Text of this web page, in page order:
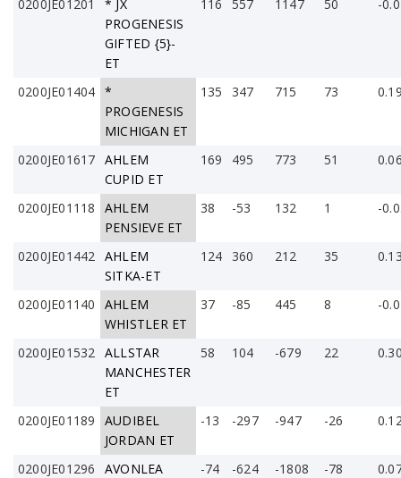
0200JE01201
* JX
PROGENESIS
GIFTED {5}-
ET
116 557 1147 50 -
0200JE01404 *
PROGENESIS
MICHIGAN ET
135 347 715 73
0200JE01617 AHLEM
CUPID ET
169 495 773 51
0200JE01118
AHLEM
PENSIEVE ET
38 -53 132 1 -
0200JE01442
AHLEM
SITKA-ET
124 360 212 35
0200JE01140
AHLEM
WHISTLER ET
37 -85 445 8 -
0200JE01532
ALLSTAR
MANCHESTER
ET
58 104 -679 22
0200JE01189
AUDIBEL
JORDAN ET
-13 -297 -947 -26
0200JE01296
AVONLEA
-74 -624 -1808 -78